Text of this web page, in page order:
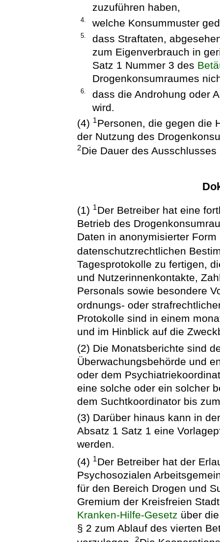
zuzuführen haben,
4. welche Konsummuster
5.
dass Straftaten,
zum Eigenverbrauch in
Satz 1 Nummer 3 des
Drogenkonsumraumes
6.
dass die Androhung oder
wird.
(4) 1Personen, die gegen die
der Nutzung des
2Die Dauer des
(1) 1Der Betreiber hat eine
Betrieb des
Daten in anonymisierter
datenschutzrechtlichen
Tagesprotokolle zu fertigen,
und Nutzerinnenkontakte,
Personals sowie besondere
ordnungs- oder
Protokolle sind in einem
und im Hinblick auf die
(2) Die Monatsberichte sind
Überwachungsbehörde und
oder dem
eine solche oder ein solcher
dem Suchtkoordinator bis
(3) Darüber hinaus kann in
Absatz 1 Satz 1 eine
werden.
(4) 1Der Betreiber hat der
Psychosozialen
für den Bereich Drogen und
Gremium der Kreisfreien
Kranken-Hilfe-Gesetz über
§ 2 zum Ablauf des vierten
2